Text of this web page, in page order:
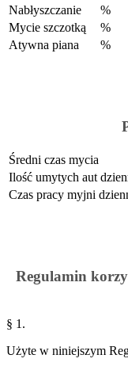
Nabłyszczanie
%
Mycie szczotką
%
Atywna piana
%
Średni czas mycia
Ilość umytych aut
Czas pracy myjni
Regulamin
§ 1.
Użyte w niniejszym